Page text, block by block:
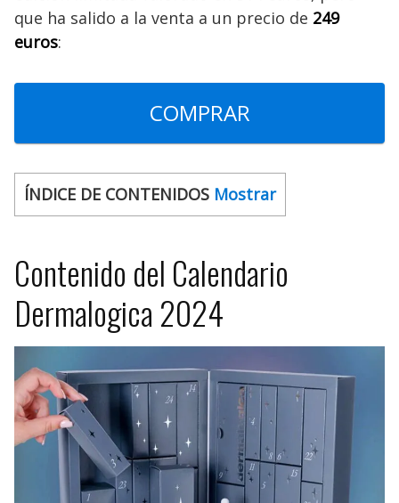
que ha salido a la venta a un precio de 249
euros:
COMPRAR
ÍNDICE DE CONTENIDOS Mostrar
Contenido del Calendario
Dermalogica 2024